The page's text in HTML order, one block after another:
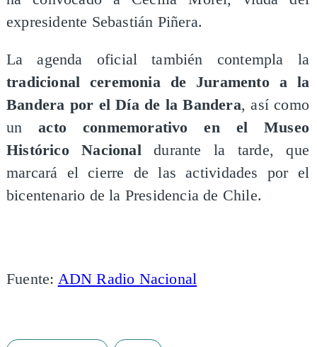
expresidente Sebastián Piñera.
La agenda oficial también contempla la
tradicional ceremonia de Juramento a la
Bandera por el Día de la Bandera, así como
unacto conmemorativo en el Museo
Histórico Nacionaldurante la tarde, que
marcará el cierre de las actividades por el
bicentenario de la Presidencia de Chile.
Fuente: ADN Radio Nacional